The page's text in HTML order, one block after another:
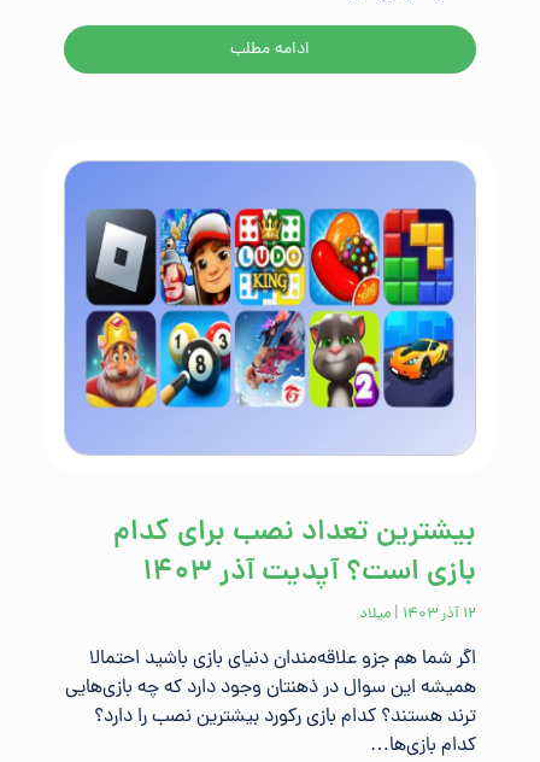
ادامه مطلب
بیشترین تعداد نصب برای کدام
بازی است؟ آپدیت آذر ۱۴۰۳
۱۲ آذر ۱۴۰۳ | میلاد
اگر شما هم جزو علاقه‌مندان دنیای بازی باشید احتمالا
همیشه این سوال در ذهنتان وجود دارد که چه بازی‌هایی
ترند هستند؟ کدام بازی رکورد بیشترین نصب را دارد؟
کدام بازی‌ها…